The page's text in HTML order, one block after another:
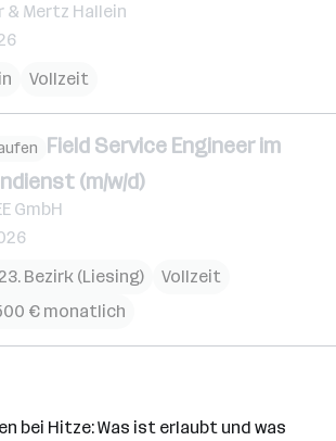
& Mertz Hallein
Vollzeit
Field Service Engineer im
(m/w/d)
GmbH
Bezirk (Liesing)
Vollzeit
€ monatlich
bei Hitze: Was ist erlaubt und was